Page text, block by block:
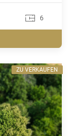
6
ZU VERKAUFEN